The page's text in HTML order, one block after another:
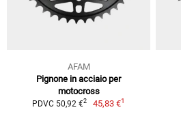
AFAM
Pignone in acciaio per
motocross
PDVC 50,92 €2 45,83 €1